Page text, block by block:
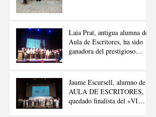
Laia Prat, antigua alumna de
Aula de Escritores, ha sido
ganadora del prestigioso
Jaume Escursell, alumno de
AULA DE ESCRITORES, ha
quedado finalista del «VI